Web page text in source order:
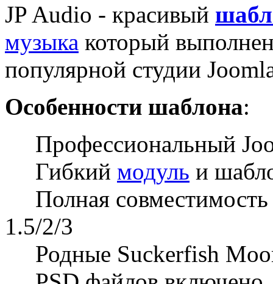
JP Audio - красивый
музыка который
популярной студии
Особенности шаблона:
Профессиональный
Гибкий модуль и
Полная совместимость
1.5/2/3
Родные Suckerfish